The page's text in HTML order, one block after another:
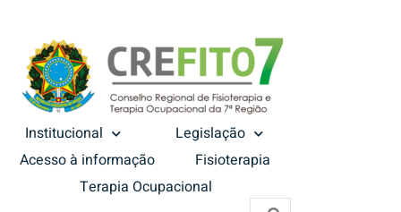
Institucional
Legislação
Acesso à informação
Fisioterapia
Terapia Ocupacional